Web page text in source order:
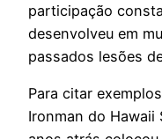
participação
desenvolveu em
passados lesões
Para citar
Ironman do Hawaii